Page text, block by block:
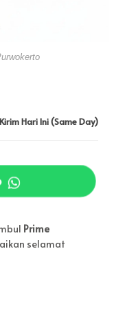
Kirim Hari Ini (Same Day)
Prime
selamat
Bunga Papan